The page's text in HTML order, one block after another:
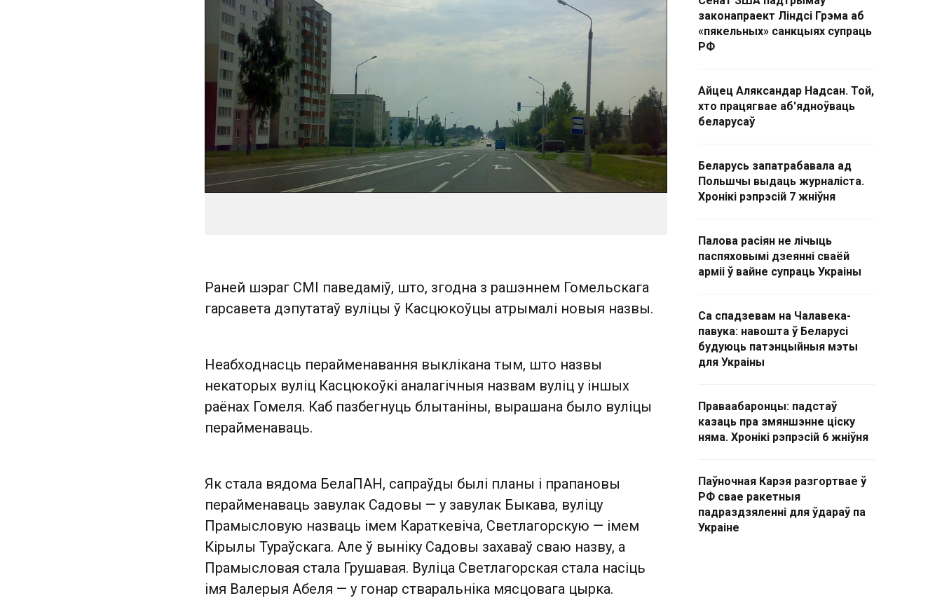
Раней шэраг СМІ паведаміў, што, згодна з рашэннем Гомельскага
гарсавета дэпутатаў вуліцы ў Касцюкоўцы атрымалі новыя назвы.
Неабходнасць перайменавання выклікана тым, што назвы
некаторых вуліц Касцюкоўкі аналагічныя назвам вуліц у іншых
раёнах Гомеля. Каб пазбегнуць блытаніны, вырашана было вуліцы
перайменаваць.
Як стала вядома БелаПАН, сапраўды былі планы і прапановы
перайменаваць завулак Садовы — у завулак Быкава, вуліцу
Прамысловую назваць імем Караткевіча, Светлагорскую — імем
Кірылы Тураўскага. Але ў выніку Садовы захаваў сваю назву, а
Прамысловая стала Грушавая. Вуліца Светлагорская стала насіць
імя Валерыя Абеля — у гонар стваральніка мясцовага цырка.
законапраект Ліндсі Грэма аб
«пякельных» санкцыях супраць
РФ
Айцец Аляксандар Надсан. Той,
хто працягвае аб'ядноўваць
беларусаў
Беларусь запатрабавала ад
Польшчы выдаць журналіста.
Хронікі рэпрэсій 7 жніўня
Палова расіян не лічыць
паспяховымі дзеянні сваёй
арміі ў вайне супраць Украіны
Са спадзевам на Чалавека-
павука: навошта ў Беларусі
будуюць патэнцыйныя мэты
для Украіны
Праваабаронцы: падстаў
казаць пра змяншэнне ціску
няма. Хронікі рэпрэсій 6 жніўня
Паўночная Карэя разгортвае ў
РФ свае ракетныя
падраздзяленні для ўдараў па
Украіне